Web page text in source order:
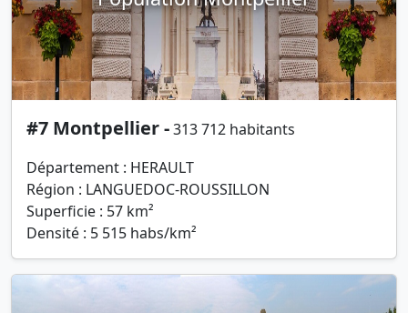
#7 Montpellier -313 712 habitants
Département : HERAULT
Région : LANGUEDOC-ROUSSILLON
Superficie : 57 km²
Densité : 5 515 habs/km²